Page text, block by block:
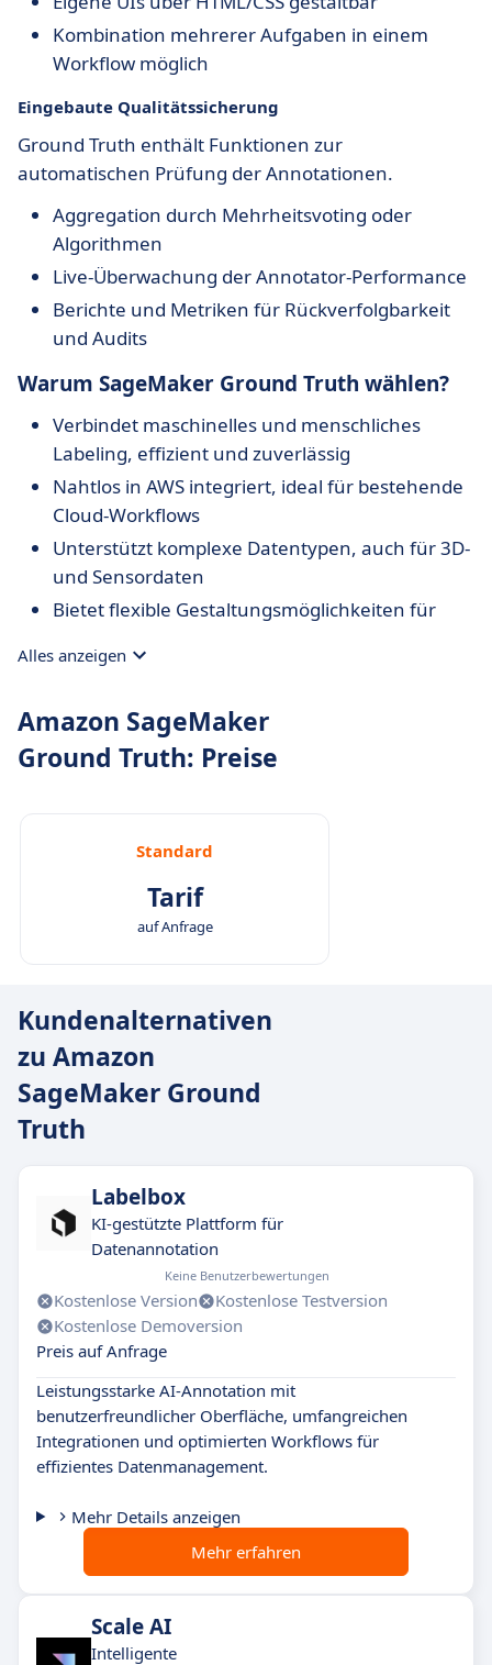
Kombination mehrerer Aufgaben in einem
Workflow möglich
Eingebaute Qualitätssicherung
Ground Truth enthält Funktionen zur
automatischen Prüfung der Annotationen.
Aggregation durch Mehrheitsvoting oder
Algorithmen
Live-Überwachung der Annotator-Performance
Berichte und Metriken für Rückverfolgbarkeit
und Audits
Warum SageMaker Ground Truth wählen?
Verbindet maschinelles und menschliches
Labeling, effizient und zuverlässig
Nahtlos in AWS integriert, ideal für bestehende
Cloud-Workflows
Unterstützt komplexe Datentypen, auch für 3D-
und Sensordaten
Bietet flexible Gestaltungsmöglichkeiten für
Skalierbar für große Projekte, inklusive
Alles anzeigen
Amazon SageMaker
Ground Truth: Preise
Standard
Tarif
auf Anfrage
Kundenalternativen
zu Amazon
SageMaker Ground
Truth
Labelbox
KI-gestützte Plattform für
Datenannotation
Keine Benutzerbewertungen
Kostenlose Version
Kostenlose Testversion
Kostenlose Demoversion
Preis auf Anfrage
Leistungsstarke AI-Annotation mit
benutzerfreundlicher Oberfläche, umfangreichen
Integrationen und optimierten Workflows für
effizientes Datenmanagement.
Mehr Details anzeigen
Mehr erfahren
Scale AI
Intelligente